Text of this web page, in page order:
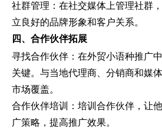
社群管理：在社交媒体上管理社群
立良好的品牌形象和客户关系。
四、合作伙伴拓展
寻找合作伙伴：在外贸小语种推广
关键。与当地代理商、分销商和媒
市场覆盖。
合作伙伴培训：培训合作伙伴，让
广策略，提高推广效果。